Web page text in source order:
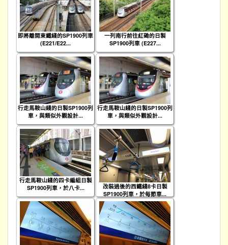
即將離開東鐵綫的SP1900列車
(E221/E22...
一列南行前往紅磡的日製
SP1900列車 (E227...
行走馬鞍山綫的日製SP1900列
車，與類似外觀設計...
行走馬鞍山綫的日製SP1900列
車，與類似外觀設計...
行走馬鞍山綫的四卡編組日製
SP1900列車，於八卡...
改裝過後的西鐵綫8卡日製
SP1900列車，於每節車...